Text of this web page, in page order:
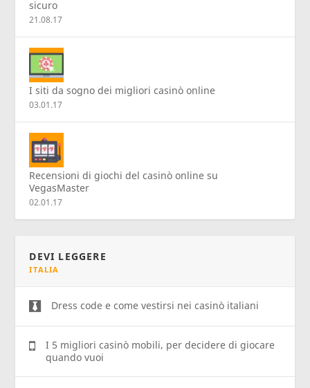
sicuro
21.08.17
I siti da sogno dei migliori casinò online
03.01.17
Recensioni di giochi del casinò online su
VegasMaster
02.01.17
DEVI LEGGERE
ITALIA
Dress code e come vestirsi nei casinò italiani
I 5 migliori casinò mobili, per decidere di giocare
quando vuoi